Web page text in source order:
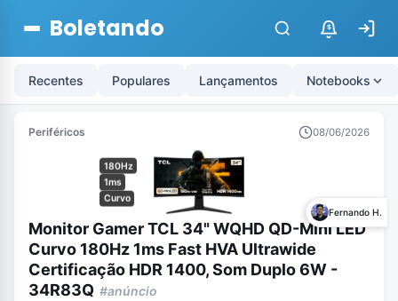
Boletando $
Recentes Populares Lançamentos Notebooks
Periféricos 08/06/2026
180Hz
1ms
Curvo
Fernando H.
Monitor Gamer TCL 34" WQHD QD-Mini LED
Curvo 180Hz 1ms Fast HVA Ultrawide
Certificação HDR 1400, Som Duplo 6W -
34R83Q #anúncio